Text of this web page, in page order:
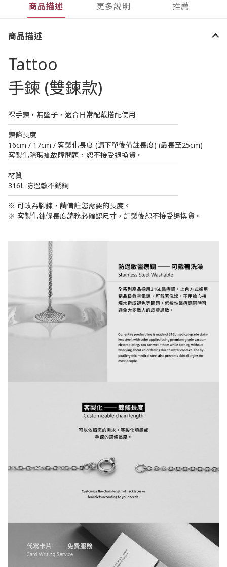
商品描述 更多說明 推薦
商品描述
Tattoo
手鍊 (雙鍊款)
裸手鍊，無墬子，適合日常配戴搭配使用
────────────────────────
鍊條長度
16cm / 17cm / 客製化長度 (請下單後備註長度) (最長至25cm)
客製化除瑕疵故障問題，恕不接受退換貨。
────────────────────────
材質
316L 防過敏不銹鋼
────────────────────────
※ 可改為腳鍊，請備註您需要的長度。
※ 客製化鍊條長度請務必確認尺寸，訂製後恕不接受退換貨。